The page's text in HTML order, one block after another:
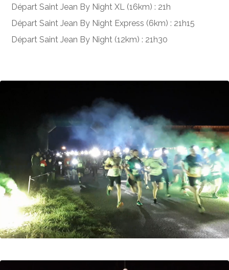
Départ Saint Jean By Night XL (16km) : 21h
Départ Saint Jean By Night Express (6km) : 21h15
Départ Saint Jean By Night (12km) : 21h30